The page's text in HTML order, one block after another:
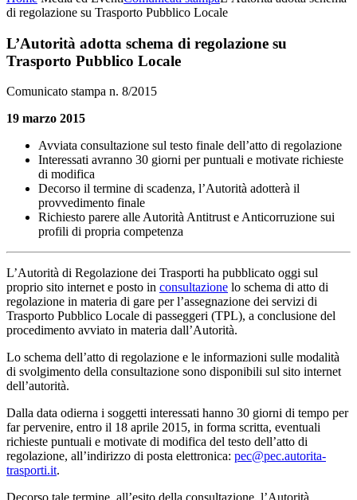
di regolazione su Trasporto Pubblico Locale
L’Autorità adotta schema di regolazione su
Trasporto Pubblico Locale
Comunicato stampa n. 8/2015
19 marzo 2015
Avviata consultazione sul testo finale dell’atto di regolazione
Interessati avranno 30 giorni per puntuali e motivate richieste
di modifica
Decorso il termine di scadenza, l’Autorità adotterà il
provvedimento finale
Richiesto parere alle Autorità Antitrust e Anticorruzione sui
profili di propria competenza
L’Autorità di Regolazione dei Trasporti ha pubblicato oggi sul
proprio sito internet e posto in consultazione lo schema di atto di
regolazione in materia di gare per l’assegnazione dei servizi di
Trasporto Pubblico Locale di passeggeri (TPL), a conclusione del
procedimento avviato in materia dall’Autorità.
Lo schema dell’atto di regolazione e le informazioni sulle modalità
di svolgimento della consultazione sono disponibili sul sito internet
dell’autorità.
Dalla data odierna i soggetti interessati hanno 30 giorni di tempo per
far pervenire, entro il 18 aprile 2015, in forma scritta, eventuali
richieste puntuali e motivate di modifica del testo dell’atto di
regolazione, all’indirizzo di posta elettronica: pec@pec.autorita-
trasporti.it.